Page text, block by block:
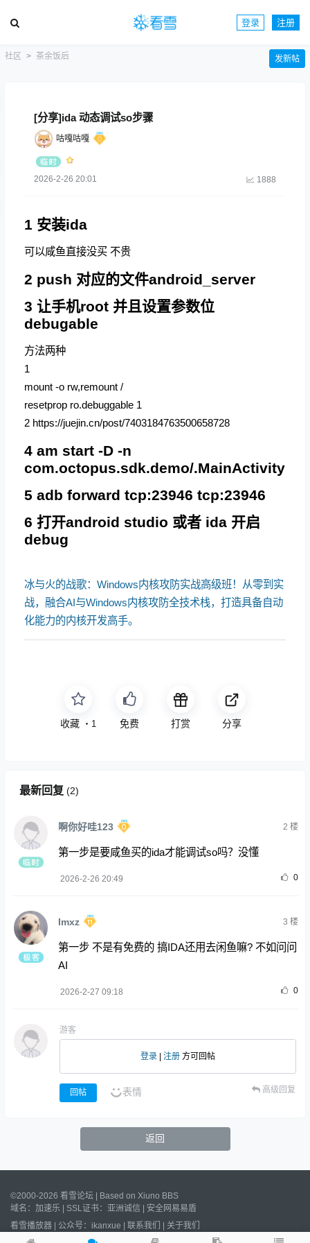
登录 注册
社区 茶余饭后 发新帖
[分享]ida 动态调试so步骤
咕嘎咕嘎
2026-2-26 20:01 1888
1 安装ida
可以咸鱼直接没买 不贵
2 push 对应的文件android_server
3 让手机root 并且设置参数位
debugable
方法两种
1
mount -o rw,remount /
resetprop ro.debuggable 1
2 https://juejin.cn/post/7403184763500658728
4 am start -D -n
com.octopus.sdk.demo/.MainActivity
5 adb forward tcp:23946 tcp:23946
6 打开android studio 或者 ida 开启
debug
冰与火的战歌：Windows内核攻防实战高级班！从零到实
战，融合AI与Windows内核攻防全技术栈，打造具备自动
化能力的内核开发高手。
收藏 ・ 1 免费 打赏 分享
最新回复 (2)
啊你好哇123 2 楼
第一步是要咸鱼买的ida才能调试so吗？没懂
2026-2-26 20:49 0
Imxz 3 楼
第一步 不是有免费的 搞IDA还用去闲鱼嘛? 不如问问
AI
2026-2-27 09:18 0
游客
登录 注册 方可回帖
回帖 表情 高级回复
返回
©2000-2026 看雪论坛 | Based on Xiuno BBS
域名： 加速乐 | SSL证书： 亚洲诚信 | 安全网易易盾
看雪播放器 | 公众号：ikanxue | 联系我们 | 关于我们
Processed:
s, SQL: 沪ICP备2022023406号 /沪公网安备